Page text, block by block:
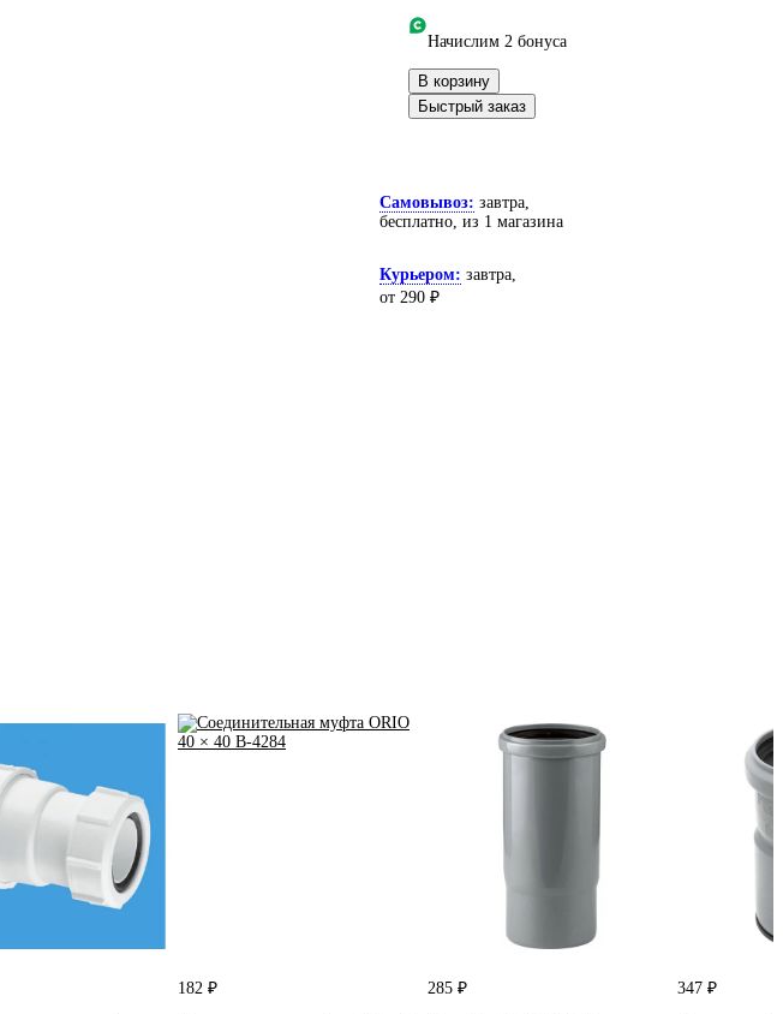
Начислим 2 бонуса
В корзину
Быстрый заказ
Самовывоз: завтра,
бесплатно, из 1 магазина
Курьером: завтра,
от 290 ₽
182 ₽ 285 ₽ 347 ₽